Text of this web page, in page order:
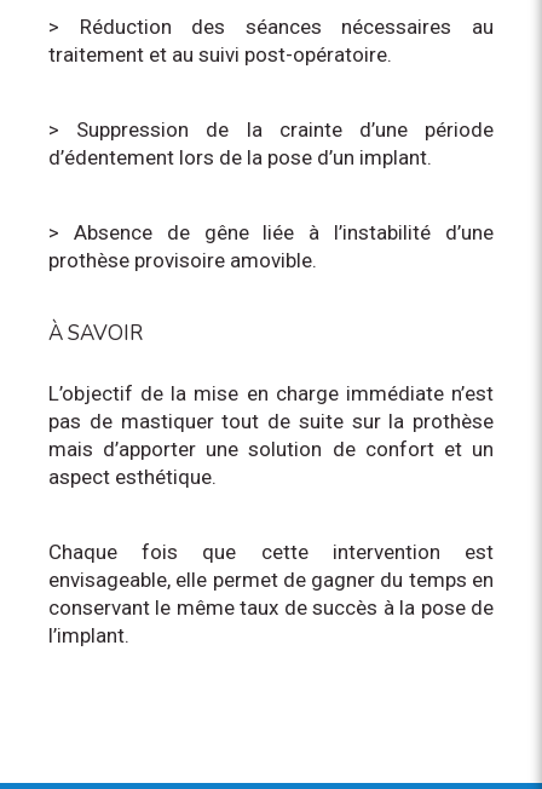
> Réduction des séances nécessaires au
traitement et au suivi post-opératoire.
> Suppression de la crainte d’une période
d’édentement lors de la pose d’un implant.
> Absence de gêne liée à l’instabilité d’une
prothèse provisoire amovible.
À SAVOIR
L’objectif de la mise en charge immédiate n’est
pas de mastiquer tout de suite sur la prothèse
mais d’apporter une solution de confort et un
aspect esthétique.
Chaque fois que cette intervention est
envisageable, elle permet de gagner du temps en
conservant le même taux de succès à la pose de
l’implant.